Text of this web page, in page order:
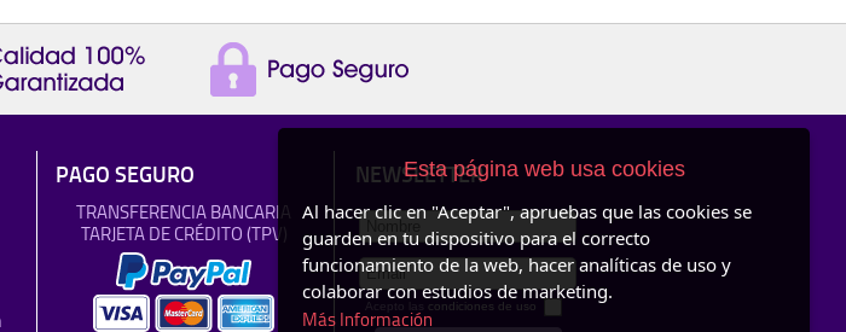
PAGO SEGURO
TRANSFERENCIA BANCARIA
TARJETA DE CRÉDITO (TPV)
NEWSLETTER
Acepto las condiciones de uso
Esta página web usa cookies
Al hacer clic en "Aceptar", apruebas que las cookies se
guarden en tu dispositivo para el correcto
funcionamiento de la web, hacer analíticas de uso y
colaborar con estudios de marketing.
Más Información